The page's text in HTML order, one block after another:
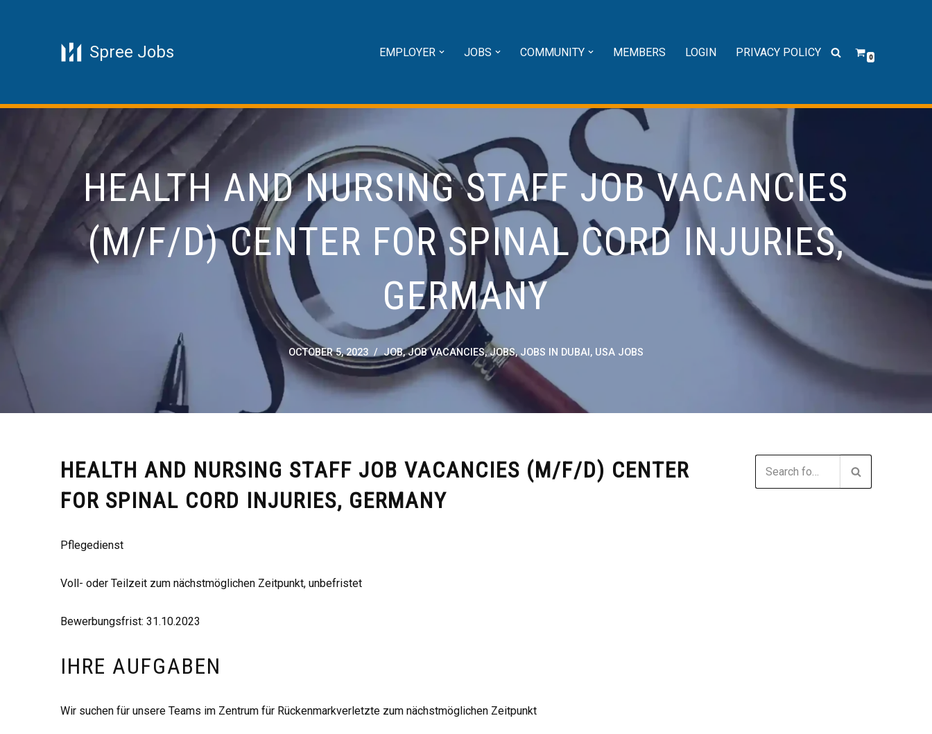
Spree Jobs EMPLOYER JOBS COMMUNITY MEMBERS LOGIN PRIVACY POLICY 0
HEALTH AND NURSING STAFF JOB VACANCIES
(M/F/D) CENTER FOR SPINAL CORD INJURIES,
GERMANY
OCTOBER 5, 2023 JOB,JOB VACANCIES,JOBS,JOBS IN DUBAI , USA JOBS
HEALTH AND NURSING STAFF JOB VACANCIES (M/F/D) CENTER
FOR SPINAL CORD INJURIES, GERMANY
Pflegedienst
Voll- oder Teilzeit zum nächstmöglichen Zeitpunkt, unbefristet
Bewerbungsfrist: 31.10.2023
IHRE AUFGABEN
Wir suchen für unsere Teams im Zentrum für Rückenmarkverletzte zum nächstmöglichen Zeitpunkt